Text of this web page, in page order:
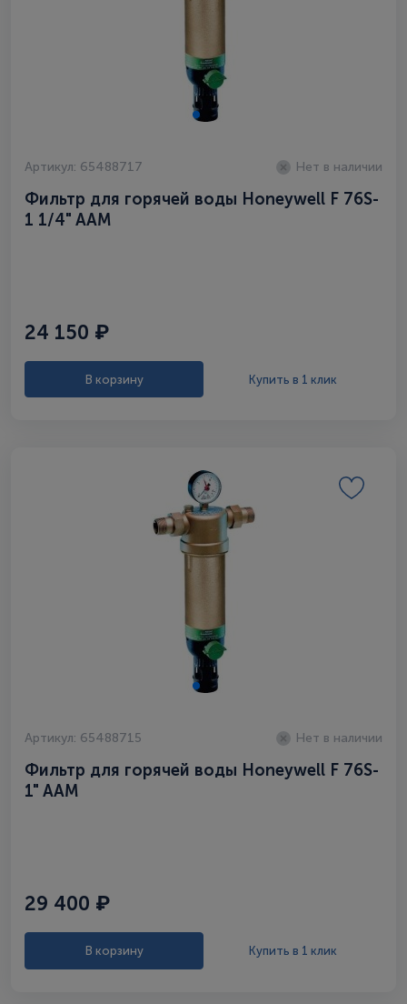
Артикул: 65488717 Нет в наличии
Фильтр для горячей воды Honeywell F 76S-
1 1/4" AAM
24 150 ₽
В корзину Купить в 1 клик
Артикул: 65488715 Нет в наличии
Фильтр для горячей воды Honeywell F 76S-
1" AAM
29 400 ₽
В корзину Купить в 1 клик